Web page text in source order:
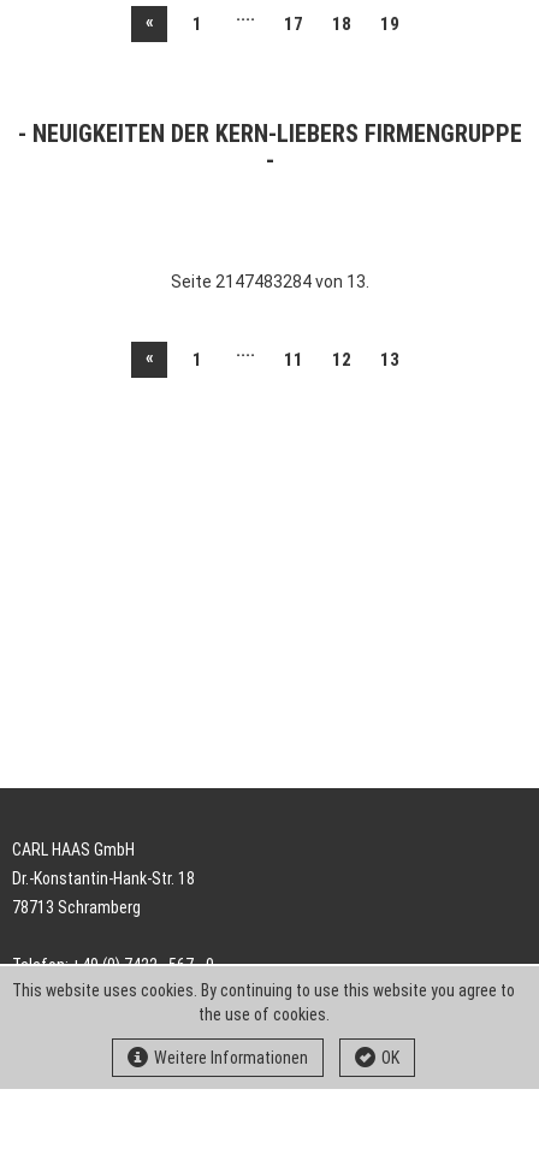
« 1 .... 17 18 19
NEUIGKEITEN DER KERN-LIEBERS FIRMENGRUPPE
Seite 2147483284 von 13.
« 1 .... 11 12 13
CARL HAAS GmbH
Dr.-Konstantin-Hank-Str. 18
78713 Schramberg
Telefon: +49 (0) 7422 . 567 - 0
Telefax: +49 (0) 7422 . 567 - 239
info-ch@kern-liebers.com
This website uses cookies. By continuing to use this website you agree to
the use of cookies.
Weitere Informationen OK